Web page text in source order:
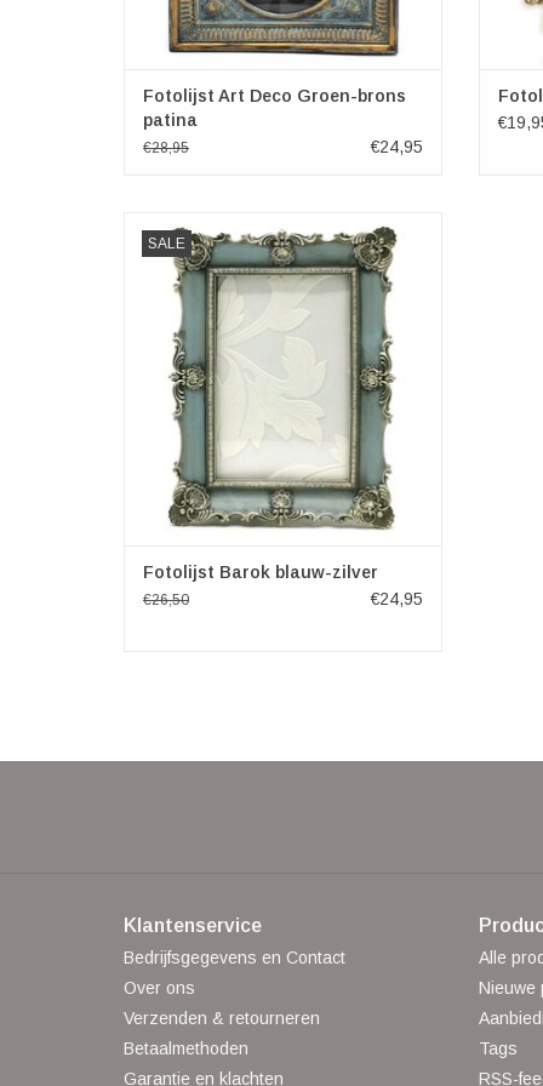
Fotolijst Art Deco Groen-brons
patina
€28,95 €24,95
SALE
Afmetingen lijst: 20,5cm x 15,4cm x 2,3cm
Afmetingen fotokader: 14cm x 9cm
Fotolijst Barok blauw-zilver
€26,50 €24,95
Klantenservice
Bedrijfsgegevens en Contact
Over ons
Verzenden & retourneren
Betaalmethoden
Garantie en klachten
Alle
Nieuwe
Tags
RSS-